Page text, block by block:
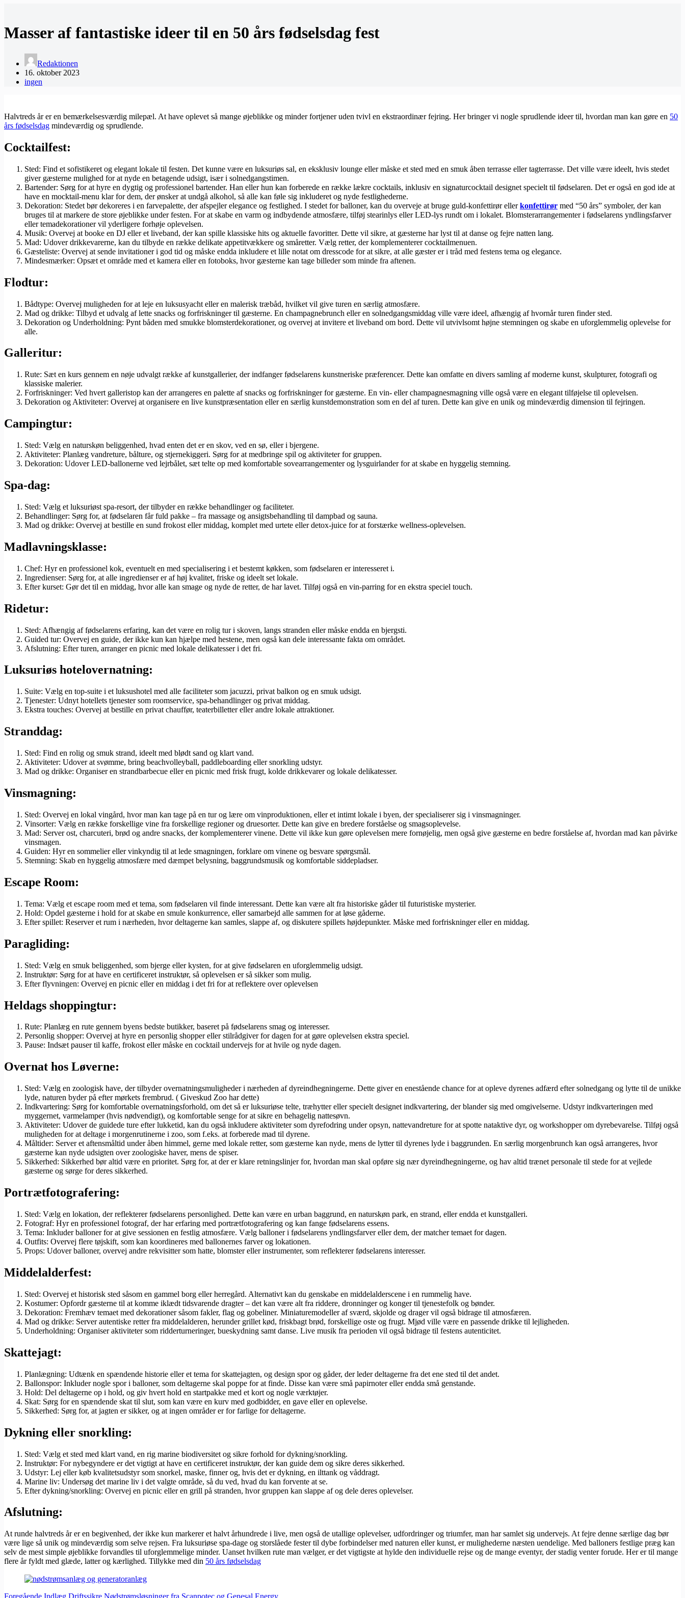
Masser af fantastiske ideer til en 50 års fødselsdag fest
Redaktionen
16. oktober 2023
ingen
Halvtreds år er en bemærkelsesværdig milepæl. At have oplevet så mange øjeblikke og minder fortjener uden tvivl en ekstraordinær fejring. Her bringer vi nogle sprudlende ideer til, hvordan man kan gøre en 50
års fødselsdag mindeværdig og sprudlende.
Cocktailfest:
Sted: Find et sofistikeret og elegant lokale til festen. Det kunne være en luksuriøs sal, en eksklusiv lounge eller måske et sted med en smuk åben terrasse eller tagterrasse. Det ville være ideelt, hvis stedet
giver gæsterne mulighed for at nyde en betagende udsigt, især i solnedgangstimen.
Bartender: Sørg for at hyre en dygtig og professionel bartender. Han eller hun kan forberede en række lækre cocktails, inklusiv en signaturcocktail designet specielt til fødselaren. Det er også en god ide at
have en mocktail-menu klar for dem, der ønsker at undgå alkohol, så alle kan føle sig inkluderet og nyde festlighederne.
Dekoration: Stedet bør dekoreres i en farvepalette, der afspejler elegance og festlighed. I stedet for balloner, kan du overveje at bruge guld-konfettirør ellerkonfettirør med “50 års” symboler, der kan
bruges til at markere de store øjeblikke under festen. For at skabe en varm og indbydende atmosfære, tilføj stearinlys eller LED-lys rundt om i lokalet. Blomsterarrangementer i fødselarens yndlingsfarver
eller temadekorationer vil yderligere forhøje oplevelsen.
Musik: Overvej at booke en DJ eller et liveband, der kan spille klassiske hits og aktuelle favoritter. Dette vil sikre, at gæsterne har lyst til at danse og fejre natten lang.
Mad: Udover drikkevarerne, kan du tilbyde en række delikate appetitvækkere og småretter. Vælg retter, der komplementerer cocktailmenuen.
Gæsteliste: Overvej at sende invitationer i god tid og måske endda inkludere et lille notat om dresscode for at sikre, at alle gæster er i tråd med festens tema og elegance.
Mindesmærker: Opsæt et område med et kamera eller en fotoboks, hvor gæsterne kan tage billeder som minde fra aftenen.
Flodtur:
Bådtype: Overvej muligheden for at leje en luksusyacht eller en malerisk træbåd, hvilket vil give turen en særlig atmosfære.
Mad og drikke: Tilbyd et udvalg af lette snacks og forfriskninger til gæsterne. En champagnebrunch eller en solnedgangsmiddag ville være ideel, afhængig af hvornår turen finder sted.
Dekoration og Underholdning: Pynt båden med smukke blomsterdekorationer, og overvej at invitere et liveband om bord. Dette vil utvivlsomt højne stemningen og skabe en uforglemmelig oplevelse for
alle.
Galleritur:
Rute: Sæt en kurs gennem en nøje udvalgt række af kunstgallerier, der indfanger fødselarens kunstneriske præferencer. Dette kan omfatte en divers samling af moderne kunst, skulpturer, fotografi og
klassiske malerier.
Forfriskninger: Ved hvert galleristop kan der arrangeres en palette af snacks og forfriskninger for gæsterne. En vin- eller champagnesmagning ville også være en elegant tilføjelse til oplevelsen.
Dekoration og Aktiviteter: Overvej at organisere en live kunstpræsentation eller en særlig kunstdemonstration som en del af turen. Dette kan give en unik og mindeværdig dimension til fejringen.
Campingtur:
Sted: Vælg en naturskøn beliggenhed, hvad enten det er en skov, ved en sø, eller i bjergene.
Aktiviteter: Planlæg vandreture, bålture, og stjernekiggeri. Sørg for at medbringe spil og aktiviteter for gruppen.
Dekoration: Udover LED-ballonerne ved lejrbålet, sæt telte op med komfortable sovearrangementer og lysguirlander for at skabe en hyggelig stemning.
Spa-dag:
Sted: Vælg et luksuriøst spa-resort, der tilbyder en række behandlinger og faciliteter.
Behandlinger: Sørg for, at fødselaren får fuld pakke – fra massage og ansigtsbehandling til dampbad og sauna.
Mad og drikke: Overvej at bestille en sund frokost eller middag, komplet med urtete eller detox-juice for at forstærke wellness-oplevelsen.
Madlavningsklasse:
Chef: Hyr en professionel kok, eventuelt en med specialisering i et bestemt køkken, som fødselaren er interesseret i.
Ingredienser: Sørg for, at alle ingredienser er af høj kvalitet, friske og ideelt set lokale.
Efter kurset: Gør det til en middag, hvor alle kan smage og nyde de retter, de har lavet. Tilføj også en vin-parring for en ekstra speciel touch.
Ridetur:
Sted: Afhængig af fødselarens erfaring, kan det være en rolig tur i skoven, langs stranden eller måske endda en bjergsti.
Guided tur: Overvej en guide, der ikke kun kan hjælpe med hestene, men også kan dele interessante fakta om området.
Afslutning: Efter turen, arranger en picnic med lokale delikatesser i det fri.
Luksuriøs hotelovernatning:
Suite: Vælg en top-suite i et luksushotel med alle faciliteter som jacuzzi, privat balkon og en smuk udsigt.
Tjenester: Udnyt hotellets tjenester som roomservice, spa-behandlinger og privat middag.
Ekstra touches: Overvej at bestille en privat chauffør, teaterbilletter eller andre lokale attraktioner.
Stranddag:
Sted: Find en rolig og smuk strand, ideelt med blødt sand og klart vand.
Aktiviteter: Udover at svømme, bring beachvolleyball, paddleboarding eller snorkling udstyr.
Mad og drikke: Organiser en strandbarbecue eller en picnic med frisk frugt, kolde drikkevarer og lokale delikatesser.
Vinsmagning:
Sted: Overvej en lokal vingård, hvor man kan tage på en tur og lære om vinproduktionen, eller et intimt lokale i byen, der specialiserer sig i vinsmagninger.
Vinsorter: Vælg en række forskellige vine fra forskellige regioner og druesorter. Dette kan give en bredere forståelse og smagsoplevelse.
Mad: Server ost, charcuteri, brød og andre snacks, der komplementerer vinene. Dette vil ikke kun gøre oplevelsen mere fornøjelig, men også give gæsterne en bedre forståelse af, hvordan mad kan påvirke
vinsmagen.
Guiden: Hyr en sommelier eller vinkyndig til at lede smagningen, forklare om vinene og besvare spørgsmål.
Stemning: Skab en hyggelig atmosfære med dæmpet belysning, baggrundsmusik og komfortable siddepladser.
Escape Room:
Tema: Vælg et escape room med et tema, som fødselaren vil finde interessant. Dette kan være alt fra historiske gåder til futuristiske mysterier.
Hold: Opdel gæsterne i hold for at skabe en smule konkurrence, eller samarbejd alle sammen for at løse gåderne.
Efter spillet: Reserver et rum i nærheden, hvor deltagerne kan samles, slappe af, og diskutere spillets højdepunkter. Måske med forfriskninger eller en middag.
Paragliding:
Sted: Vælg en smuk beliggenhed, som bjerge eller kysten, for at give fødselaren en uforglemmelig udsigt.
Instruktør: Sørg for at have en certificeret instruktør, så oplevelsen er så sikker som mulig.
Efter flyvningen: Overvej en picnic eller en middag i det fri for at reflektere over oplevelsen
Heldags shoppingtur:
Rute: Planlæg en rute gennem byens bedste butikker, baseret på fødselarens smag og interesser.
Personlig shopper: Overvej at hyre en personlig shopper eller stilrådgiver for dagen for at gøre oplevelsen ekstra speciel.
Pause: Indsæt pauser til kaffe, frokost eller måske en cocktail undervejs for at hvile og nyde dagen.
Overnat hos Løverne:
Sted: Vælg en zoologisk have, der tilbyder overnatningsmuligheder i nærheden af dyreindhegningerne. Dette giver en enestående chance for at opleve dyrenes adfærd efter solnedgang og lytte til de unikke
lyde, naturen byder på efter mørkets frembrud. ( Giveskud Zoo har dette)
Indkvartering: Sørg for komfortable overnatningsforhold, om det så er luksuriøse telte, træhytter eller specielt designet indkvartering, der blander sig med omgivelserne. Udstyr indkvarteringen med
myggernet, varmelamper (hvis nødvendigt), og komfortable senge for at sikre en behagelig nattesøvn.
Aktiviteter: Udover de guidede ture efter lukketid, kan du også inkludere aktiviteter som dyrefodring under opsyn, nattevandreture for at spotte nataktive dyr, og workshopper om dyrebevarelse. Tilføj også
muligheden for at deltage i morgenrutinerne i zoo, som f.eks. at forberede mad til dyrene.
Måltider: Server et aftensmåltid under åben himmel, gerne med lokale retter, som gæsterne kan nyde, mens de lytter til dyrenes lyde i baggrunden. En særlig morgenbrunch kan også arrangeres, hvor
gæsterne kan nyde udsigten over zoologiske haver, mens de spiser.
Sikkerhed: Sikkerhed bør altid være en prioritet. Sørg for, at der er klare retningslinjer for, hvordan man skal opføre sig nær dyreindhegningerne, og hav altid trænet personale til stede for at vejlede
gæsterne og sørge for deres sikkerhed.
Portrætfotografering:
Sted: Vælg en lokation, der reflekterer fødselarens personlighed. Dette kan være en urban baggrund, en naturskøn park, en strand, eller endda et kunstgalleri.
Fotograf: Hyr en professionel fotograf, der har erfaring med portrætfotografering og kan fange fødselarens essens.
Tema: Inkluder balloner for at give sessionen en festlig atmosfære. Vælg balloner i fødselarens yndlingsfarver eller dem, der matcher temaet for dagen.
Outfits: Overvej flere tøjskift, som kan koordineres med ballonernes farver og lokationen.
Props: Udover balloner, overvej andre rekvisitter som hatte, blomster eller instrumenter, som reflekterer fødselarens interesser.
Middelalderfest:
Sted: Overvej et historisk sted såsom en gammel borg eller herregård. Alternativt kan du genskabe en middelalderscene i en rummelig have.
Kostumer: Opfordr gæsterne til at komme iklædt tidsvarende dragter – det kan være alt fra riddere, dronninger og konger til tjenestefolk og bønder.
Dekoration: Fremhæv temaet med dekorationer såsom fakler, flag og gobeliner. Miniaturemodeller af sværd, skjolde og drager vil også bidrage til atmosfæren.
Mad og drikke: Server autentiske retter fra middelalderen, herunder grillet kød, friskbagt brød, forskellige oste og frugt. Mjød ville være en passende drikke til lejligheden.
Underholdning: Organiser aktiviteter som ridderturneringer, bueskydning samt danse. Live musik fra perioden vil også bidrage til festens autenticitet.
Skattejagt:
Planlægning: Udtænk en spændende historie eller et tema for skattejagten, og design spor og gåder, der leder deltagerne fra det ene sted til det andet.
Ballonspor: Inkluder nogle spor i balloner, som deltagerne skal poppe for at finde. Disse kan være små papirnoter eller endda små genstande.
Hold: Del deltagerne op i hold, og giv hvert hold en startpakke med et kort og nogle værktøjer.
Skat: Sørg for en spændende skat til slut, som kan være en kurv med godbidder, en gave eller en oplevelse.
Sikkerhed: Sørg for, at jagten er sikker, og at ingen områder er for farlige for deltagerne.
Dykning eller snorkling:
Sted: Vælg et sted med klart vand, en rig marine biodiversitet og sikre forhold for dykning/snorkling.
Instruktør: For nybegyndere er det vigtigt at have en certificeret instruktør, der kan guide dem og sikre deres sikkerhed.
Udstyr: Lej eller køb kvalitetsudstyr som snorkel, maske, finner og, hvis det er dykning, en ilttank og våddragt.
Marine liv: Undersøg det marine liv i det valgte område, så du ved, hvad du kan forvente at se.
Efter dykning/snorkling: Overvej en picnic eller en grill på stranden, hvor gruppen kan slappe af og dele deres oplevelser.
Afslutning:
At runde halvtreds år er en begivenhed, der ikke kun markerer et halvt århundrede i live, men også de utallige oplevelser, udfordringer og triumfer, man har samlet sig undervejs. At fejre denne særlige dag bør
være lige så unik og mindeværdig som selve rejsen. Fra luksuriøse spa-dage og storslåede fester til dybe forbindelser med naturen eller kunst, er mulighederne næsten uendelige. Med balloners festlige præg kan
selv de mest simple øjeblikke forvandles til uforglemmelige minder. Uanset hvilken rute man vælger, er det vigtigste at hylde den individuelle rejse og de mange eventyr, der stadig venter forude. Her er til mange
flere år fyldt med glæde, latter og kærlighed. Tillykke med din 50 års fødselsdag